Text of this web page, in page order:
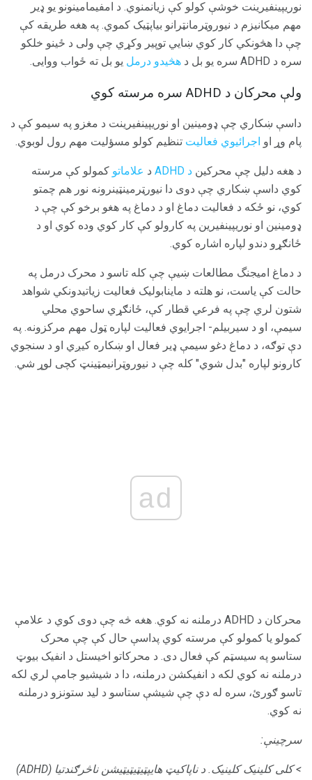
نوریپینفیرینت خوشې کولو کې زیانمنوي. د امفیمامینونو یو ډیر
مهم میکانیزم د نیوروټرمانټرانو بیاپټیک کموي. په هغه طریقه کې
چې دا هڅونکي کار کوي ښايي توپیر وکړي چې ولی د ځینو خلکو
سره د ADHD سره یو بل د
هڅیدو درمل یو بل ته ځواب ووایی.
ولې محرکان د ADHD سره مرسته کوي
داسې ښکاري چې ډومینین او نوریپینفیرینت د مغزو په سیمو کې د
پام وړ او اجرائیوي فعالیت تنظیم کولو مسؤلیت مهم رول لوبوي.
د هغه دلیل چې محرکین د ADHD د علاماتو کمولو کې مرسته
کوي داسې ښکاري چې دوی دا نیورټرمینټینرونه نور هم چمتو
کوي، نو ځکه د فعالیت دماغ او د دماغ په هغو برخو کې چې د
ډومینین او نوریپینفیرین په کارولو کې کار کوي وده کوي او د
ځانګړو دندو لپاره اشاره کوي.
د دماغ امیجنگ مطالعات ښیې چې کله تاسو د محرک درمل په
حالت کې یاست، نو هلته د ماینابولیک فعالیت زیاتیدونکي شواهد
شتون لري چې په فرعي قطار کې، ځانګړي ساحوي محلي
سیمې، او د سیربیلم- اجرایوي فعالیت لپاره ټول مهم مرکزونه. په
دې توګه، د دماغ دغو سیمې ډیر فعال او ښکاره کیږي او د سنجوي
کارونو لپاره "بدل شوي" کله چې د نیوروټرانیمټینټ کچی لوړ شي.
ad
محرکان د ADHD درملنه نه کوي. هغه څه چې دوی کوي د علامې
کمولو یا کمولو کې مرسته کوي پداسې حال کې چې محرک
ستاسو په سیسټم کې فعال دی. د محرکاتو اخیستل د انفیک بیوټ
درملنه نه کوي لکه د انفیکشن درملنه، دا د شیشیو جامې لري لکه
تاسو ګورئ، سره له دې چې شیشې ستاسو د لید ستونزو درملنه
نه کوي.
سرچینې:
> کلی کلینیک کلینیک.
د ناپاکیټ هایپټیټیټیټیشن ناڅرګندتیا (ADHD)